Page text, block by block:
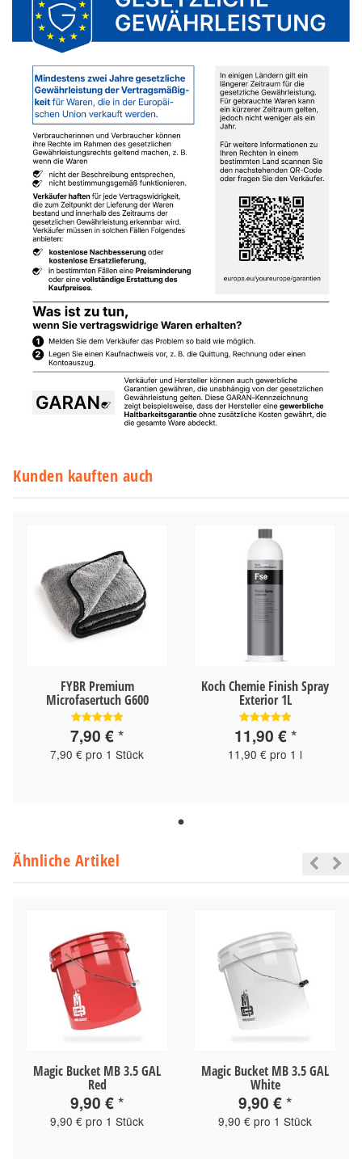
Kunden kauften auch
FYBR Premium
Microfasertuch G600
7,90 €*
7,90 € pro 1 Stück
Koch Chemie Finish Spray
Exterior 1L
11,90 €*
11,90 € pro 1 l
Ähnliche Artikel
Magic Bucket MB 3.5 GAL
Red
9,90 €*
9,90 € pro 1 Stück
Magic Bucket MB 3.5 GAL
White
9,90 €*
9,90 € pro 1 Stück